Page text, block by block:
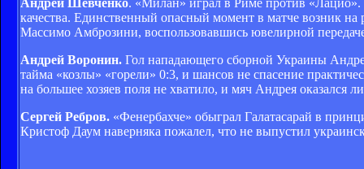
Андрей Шевченко. «Милан» играл в Риме против «Лацио».
качества. Единственный опасный момент в матче возник на
Массимо Амброзини, воспользовавшись ювелирной
Андрей Воронин. Гол нападающего сборной Украины
тайма «козлы» «горели» 0:3, и шансов не спасение
на большее хозяев поля не хватило, и мяч Андрея оказался
Сергей Ребров. «Фенербахче» обыграл Галатасарай в
Кристоф Даум наверняка пожалел, что не выпустил